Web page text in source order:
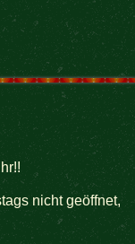
nicht geöffnet,